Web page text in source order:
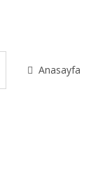
Anasayfa